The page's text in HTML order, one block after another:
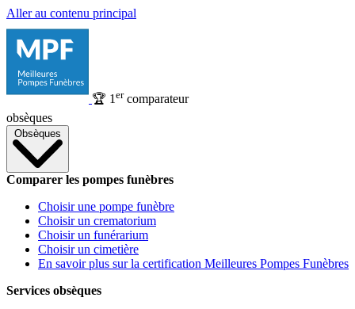
Aller au contenu principal
🏆 1 ercomparateur
obsèques
Obsèques
Comparer les pompes funèbres
Choisir une pompe funèbre
Choisir un crematorium
Choisir un funérarium
Choisir un cimetière
En savoir plus sur la certification Meilleures Pompes Funèbres
Services obsèques